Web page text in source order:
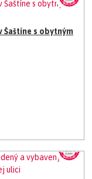
Šaštíne s obytným